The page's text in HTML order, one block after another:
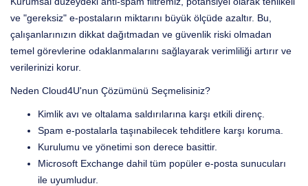
ve "gereksiz" e-postaların miktarını büyük ölçüde azaltır. Bu,
çalışanlarınızın dikkat dağıtmadan ve güvenlik riski olmadan
temel görevlerine odaklanmalarını sağlayarak verimliliği artırır ve
verilerinizi korur.
Neden Cloud4U'nun Çözümünü Seçmelisiniz?
Kimlik avı ve oltalama saldırılarına karşı etkili direnç.
Spam e-postalarla taşınabilecek tehditlere karşı koruma.
Kurulumu ve yönetimi son derece basittir.
Microsoft Exchange dahil tüm popüler e-posta sunucuları
ile uyumludur.